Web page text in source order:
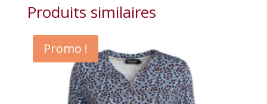
Produits similaires
Promo !